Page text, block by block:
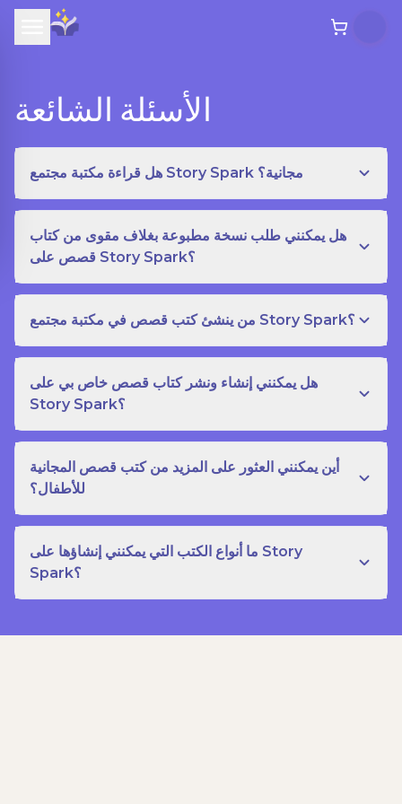
الأسئلة الشائعة
هل قراءة مكتبة مجتمع Story Spark مجانية؟
هل يمكنني طلب نسخة مطبوعة بغلاف مقوى من كتاب
قصص على Story Spark؟
من ينشئ كتب قصص في مكتبة مجتمع Story Spark؟
هل يمكنني إنشاء ونشر كتاب قصص خاص بي على
Story Spark؟
أين يمكنني العثور على المزيد من كتب قصص المجانية
للأطفال؟
ما أنواع الكتب التي يمكنني إنشاؤها على Story
Spark؟